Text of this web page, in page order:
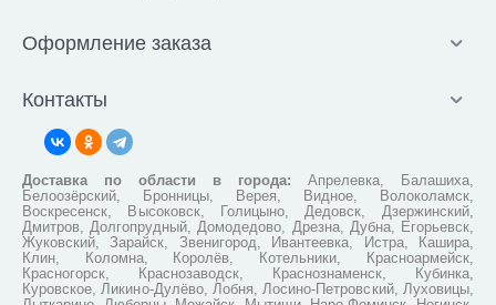
Оформление заказа
Контакты
Доставка по области в города: Апрелевка, Балашиха,
Белоозёрский, Бронницы, Верея, Видное, Волоколамск,
Воскресенск, Высоковск, Голицыно, Дедовск, Дзержинский,
Дмитров, Долгопрудный, Домодедово, Дрезна, Дубна, Егорьевск,
Жуковский, Зарайск, Звенигород, Ивантеевка, Истра, Кашира,
Клин, Коломна, Королёв, Котельники, Красноармейск,
Красногорск, Краснозаводск, Краснознаменск, Кубинка,
Куровское, Ликино-Дулёво, Лобня, Лосино-Петровский, Луховицы,